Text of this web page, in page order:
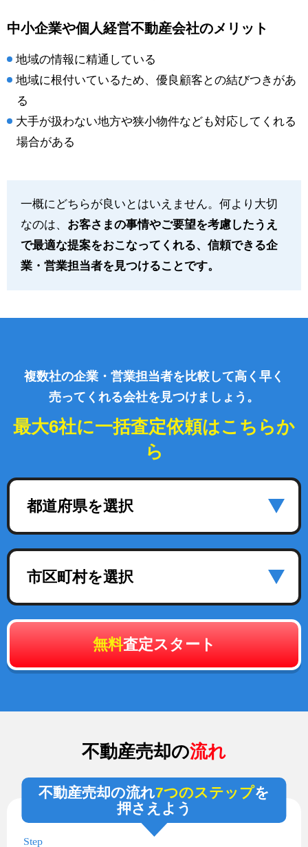
中小企業や個人経営不動産会社のメリット
地域の情報に精通している
地域に根付いているため、優良顧客との結びつきがあ
る
大手が扱わない地方や狭小物件なども対応してくれる
場合がある
一概にどちらが良いとはいえません。何より大切
なのは、 お客さまの事情やご要望を考慮したうえ
で最適な提案をおこなってくれる、信頼できる企
業・営業担当者を見つけることです。
複数社の企業・営業担当者を比較して高く早く
売ってくれる会社を見つけましょう。
最大6社に一括査定依頼はこちらか
ら
都道府県を選択
市区町村を選択
無料査定スタート
不動産売却の流れ
不動産売却の流れ7つのステップを
押さえよう